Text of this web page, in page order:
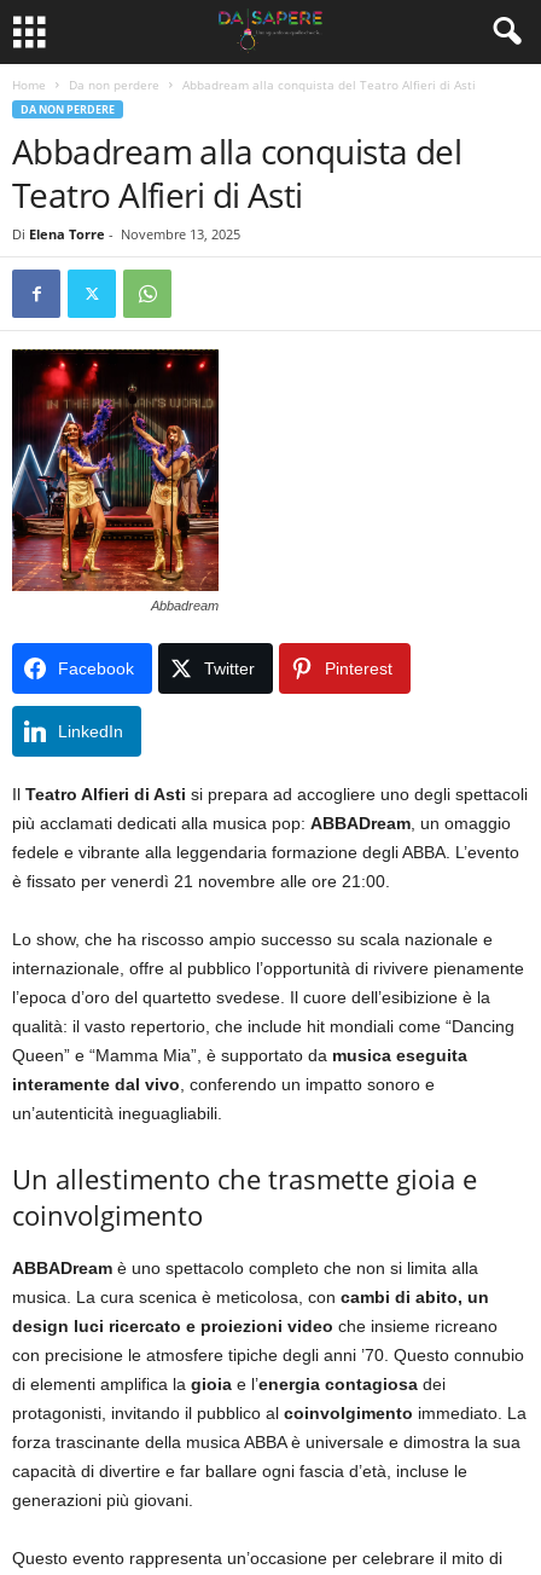
Home Da non perdere Abbadream alla conquista del Teatro Alfieri di Asti
DA NON PERDERE
Abbadream alla conquista del
Teatro Alfieri di Asti
Di Elena Torre - Novembre 13, 2025
Abbadream
Facebook Twitter Pinterest
LinkedIn
Il Teatro Alfieri di Asti si prepara ad accogliere uno degli spettacoli
più acclamati dedicati alla musica pop: ABBADream , un omaggio
fedele e vibrante alla leggendaria formazione degli ABBA. L’evento
è fissato per venerdì 21 novembre alle ore 21:00.
Lo show, che ha riscosso ampio successo su scala nazionale e
internazionale, offre al pubblico l’opportunità di rivivere pienamente
l’epoca d’oro del quartetto svedese. Il cuore dell’esibizione è la
qualità: il vasto repertorio, che include hit mondiali come “Dancing
Queen” e “Mamma Mia”, è supportato da musica eseguita
interamente dal vivo , conferendo un impatto sonoro e
un’autenticità ineguagliabili.
Un allestimento che trasmette gioia e
coinvolgimento
ABBADream è uno spettacolo completo che non si limita alla
musica. La cura scenica è meticolosa, con cambi di abito, un
design luci ricercato e proiezioni video che insieme ricreano
con precisione le atmosfere tipiche degli anni ’70. Questo connubio
di elementi amplifica la gioia e l’energia contagiosa dei
protagonisti, invitando il pubblico al coinvolgimento immediato. La
forza trascinante della musica ABBA è universale e dimostra la sua
capacità di divertire e far ballare ogni fascia d’età, incluse le
generazioni più giovani.
Questo evento rappresenta un’occasione per celebrare il mito di